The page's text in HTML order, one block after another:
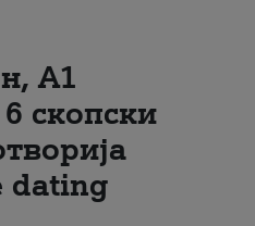
A1
скопски
dating